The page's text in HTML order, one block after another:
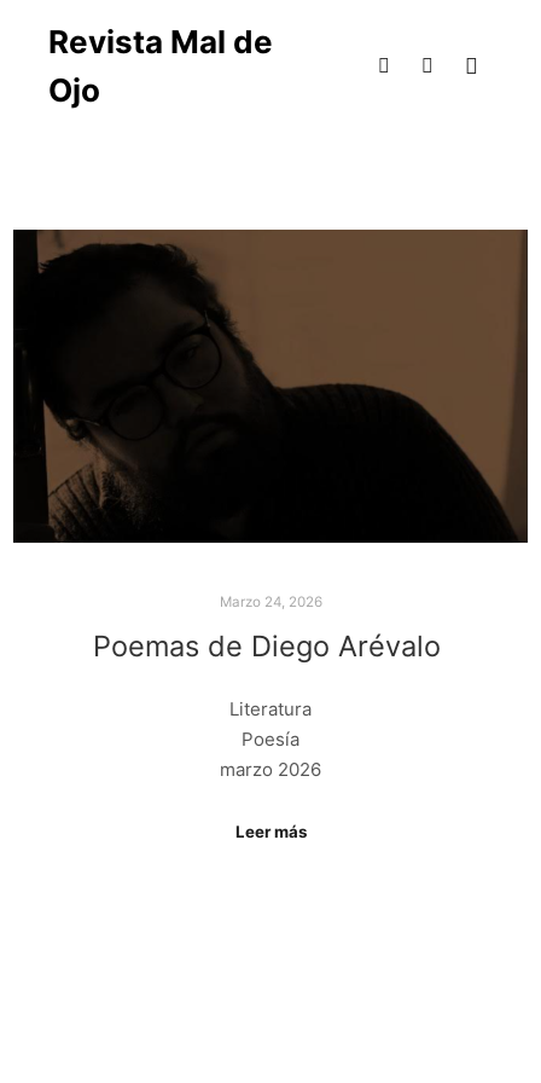
Revista Mal de
Ojo
Marzo 24, 2026
Poemas de Diego Arévalo
Literatura
Poesía
marzo 2026
Leer más